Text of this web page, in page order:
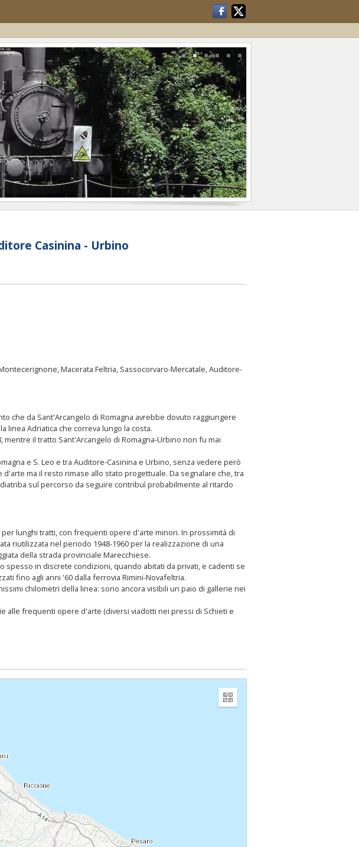
Casinina - Urbino
Macerata Feltria, Sassocorvaro-Mercatale, Auditore-
che da Sant'Arcangelo di Romagna avrebbe dovuto raggiungere
Adriatica che correva lungo la costa.
il tratto Sant'Arcangelo di Romagna-Urbino non fu mai
e S. Leo e tra Auditore-Casinina e Urbino, senza vedere però
ma il resto rimase allo stato progettuale. Da segnalare che, tra
sul percorso da seguire contribuì probabilmente al ritardo
per lunghi tratti, con frequenti opere d'arte minori. In prossimità di
riutilizzata nel periodo 1948-1960 per la realizzazione di una
della strada provinciale Marecchiese.
in discrete condizioni, quando abitati da privati, e cadenti se
fino agli anni '60 dalla ferrovia Rimini-Novafeltria.
chilometri della linea: sono ancora visibili un paio di gallerie nei
alle frequenti opere d'arte (diversi viadotti nei pressi di Schieti e